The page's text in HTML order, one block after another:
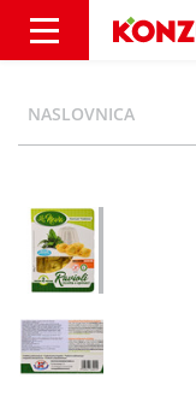
NASLOVNICA